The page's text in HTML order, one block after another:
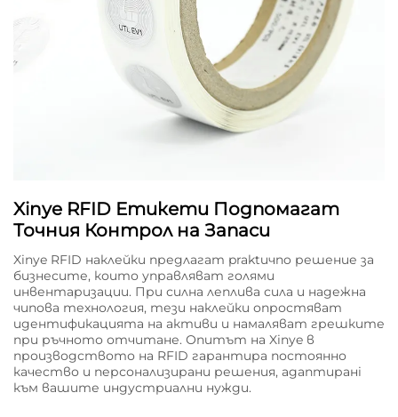
Xinye RFID Етикети Подпомагат
Точния Контрол на Запаси
Xinye RFID наклейки предлагат praktичno решение за
бизнесите, които управляват голями
инвентаризации. При силна леплива сила и надежна
чипова технология, тези наклейки опростяват
идентификацията на активи и намаляват грешките
при ръчното отчитане. Опитът на Xinye в
производството на RFID гарантира постоянно
качество и персонализирани решения, адаптиранi
към вашите индустриални нужди.